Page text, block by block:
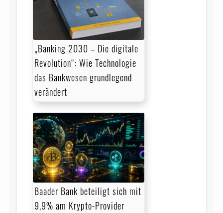
„Banking 2030 – Die digitale
Revolution“: Wie Technologie
das Bankwesen grundlegend
verändert
Baader Bank beteiligt sich mit
9,9% am Krypto-Provider